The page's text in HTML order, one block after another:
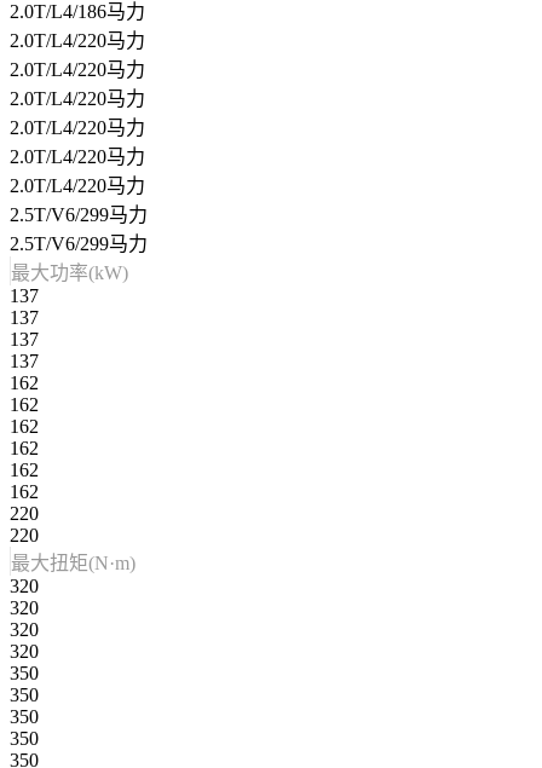
2.0T/L4/186马力
2.0T/L4/220马力
2.0T/L4/220马力
2.0T/L4/220马力
2.0T/L4/220马力
2.0T/L4/220马力
2.0T/L4/220马力
2.5T/V6/299马力
2.5T/V6/299马力
最大功率(kW)
137
137
137
137
162
162
162
162
162
162
220
220
最大扭矩(N·m)
320
320
320
320
350
350
350
350
350